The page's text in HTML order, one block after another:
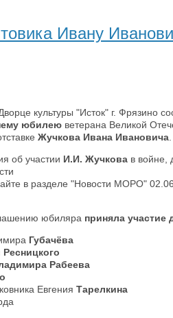
Ивану
культуры "Исток" г. Фрязино
юбилеюветерана Великой
Жучкова Ивана Ивановича.
об участии И.И. Жучковав войне,
в разделе "Новости МОРО"
юбиляра приняла
Губачёва
Ресницкого
Рабеева
Евгения Тарелкина